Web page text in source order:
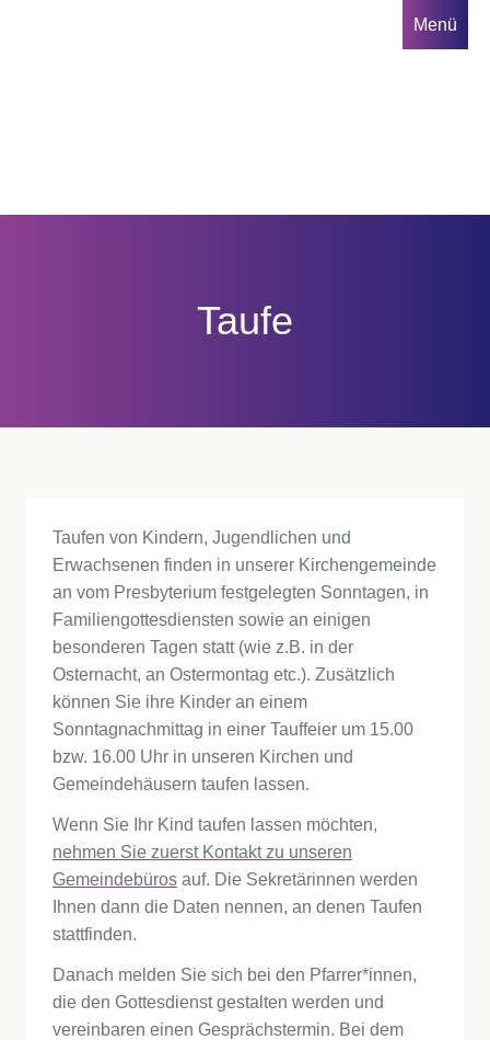
Menü
Taufe
Taufen von Kindern, Jugendlichen und
Erwachsenen finden in unserer Kirchengemeinde
an vom Presbyterium festgelegten Sonntagen, in
Familiengottesdiensten sowie an einigen
besonderen Tagen statt (wie z.B. in der
Osternacht, an Ostermontag etc.). Zusätzlich
können Sie ihre Kinder an einem
Sonntagnachmittag in einer Tauffeier um 15.00
bzw. 16.00 Uhr in unseren Kirchen und
Gemeindehäusern taufen lassen.
Wenn Sie Ihr Kind taufen lassen möchten,
nehmen Sie zuerst Kontakt zu unseren
Gemeindebüros auf. Die Sekretärinnen werden
Ihnen dann die Daten nennen, an denen Taufen
stattfinden.
Danach melden Sie sich bei den Pfarrer*innen,
die den Gottesdienst gestalten werden und
vereinbaren einen Gesprächstermin. Bei dem